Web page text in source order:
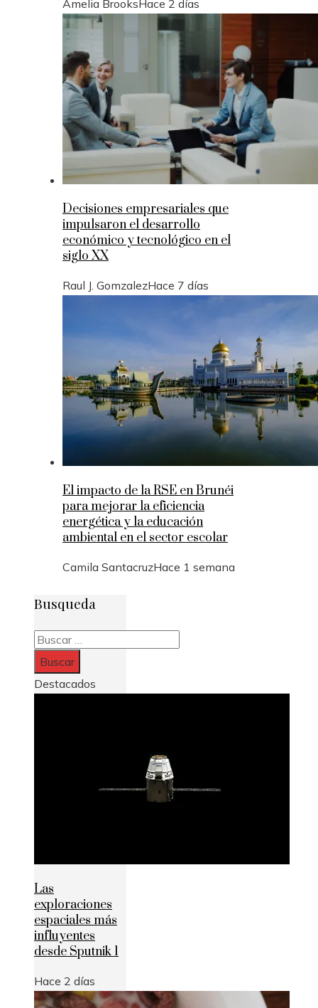
Amelia Brooks Hace 2 días
Decisiones empresariales que
impulsaron el desarrollo
económico y tecnológico en el
siglo XX
Raul J. GomzalezHace 7 días
El impacto de la RSE en Brunéi
para mejorar la eficiencia
energética y la educación
ambiental en el sector escolar
Camila SantacruzHace 1 semana
Busqueda
Buscar:
Destacados
Las
exploraciones
espaciales más
influyentes
desde Sputnik 1
Hace 2 días